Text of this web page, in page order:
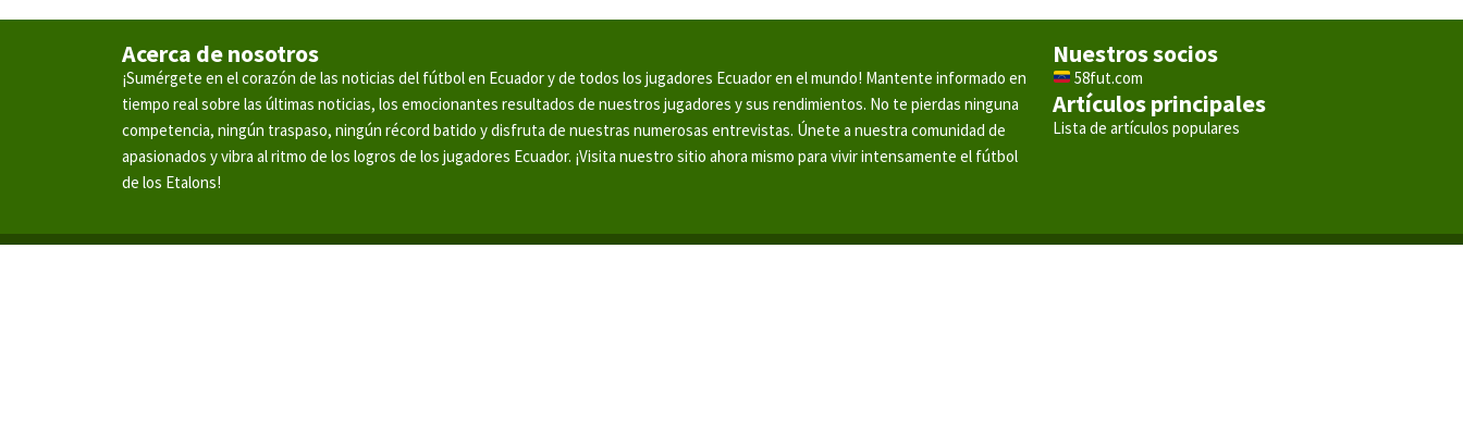
Acerca de nosotros
¡Sumérgete en el corazón de las noticias del fútbol en Ecuador y de todos los jugadores Ecuador en el mundo! Mantente informado en
tiempo real sobre las últimas noticias, los emocionantes resultados de nuestros jugadores y sus rendimientos. No te pierdas ninguna
competencia, ningún traspaso, ningún récord batido y disfruta de nuestras numerosas entrevistas. Únete a nuestra comunidad de
apasionados y vibra al ritmo de los logros de los jugadores Ecuador. ¡Visita nuestro sitio ahora mismo para vivir intensamente el fútbol
de los Etalons!
Nuestros socios
58fut.com
Artículos principales
Lista de artículos populares